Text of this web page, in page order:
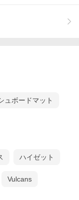
ュボードマット
ハイゼット
Vulcans